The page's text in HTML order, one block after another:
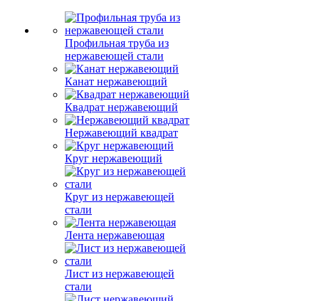
Профильная труба из
нержавеющей стали
Канат нержавеющий
Квадрат нержавеющий
Нержавеющий квадрат
Круг нержавеющий
Круг из нержавеющей
стали
Лента нержавеющая
Лист из нержавеющей
стали